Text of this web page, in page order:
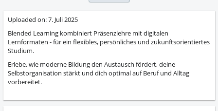
Uploaded on:7. Juli 2025
Blended Learning kombiniert Präsenzlehre mit digitalen
Lernformaten - für ein flexibles, persönliches und zukunftsorientiertes
Studium.
Erlebe, wie moderne Bildung den Austausch fördert, deine
Selbstorganisation stärkt und dich optimal auf Beruf und Alltag
vorbereitet.